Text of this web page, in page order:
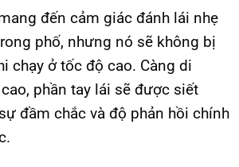
đến cảm giác đánh lái nhẹ
phố, nhưng nó sẽ không bị
chạy ở tốc độ cao. Càng di
phần tay lái sẽ được siết
đầm chắc và độ phản hồi chính